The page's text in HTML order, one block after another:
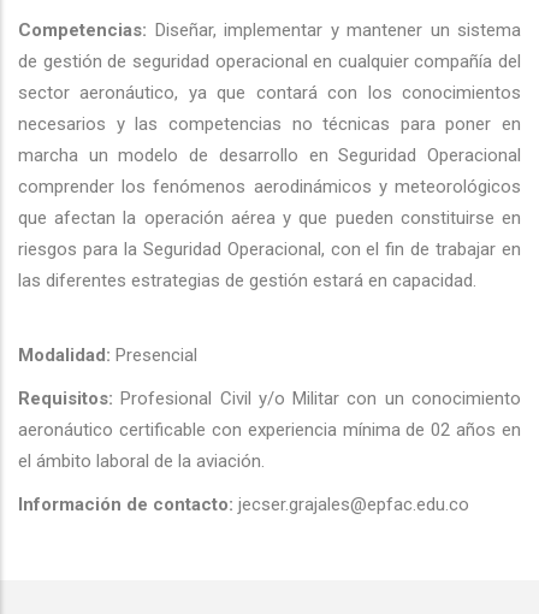
Competencias: Diseñar, implementar y mantener un sistema
de gestión de seguridad operacional en cualquier compañía del
sector aeronáutico, ya que contará con los conocimientos
necesarios y las competencias no técnicas para poner en
marcha un modelo de desarrollo en Seguridad Operacional
comprender los fenómenos aerodinámicos y meteorológicos
que afectan la operación aérea y que pueden constituirse en
riesgos para la Seguridad Operacional, con el fin de trabajar en
las diferentes estrategias de gestión estará en capacidad.
Modalidad: Presencial
Requisitos: Profesional Civil y/o Militar con un conocimiento
aeronáutico certificable con experiencia mínima de 02 años en
el ámbito laboral de la aviación.
Información de contacto: jecser.grajales@epfac.edu.co